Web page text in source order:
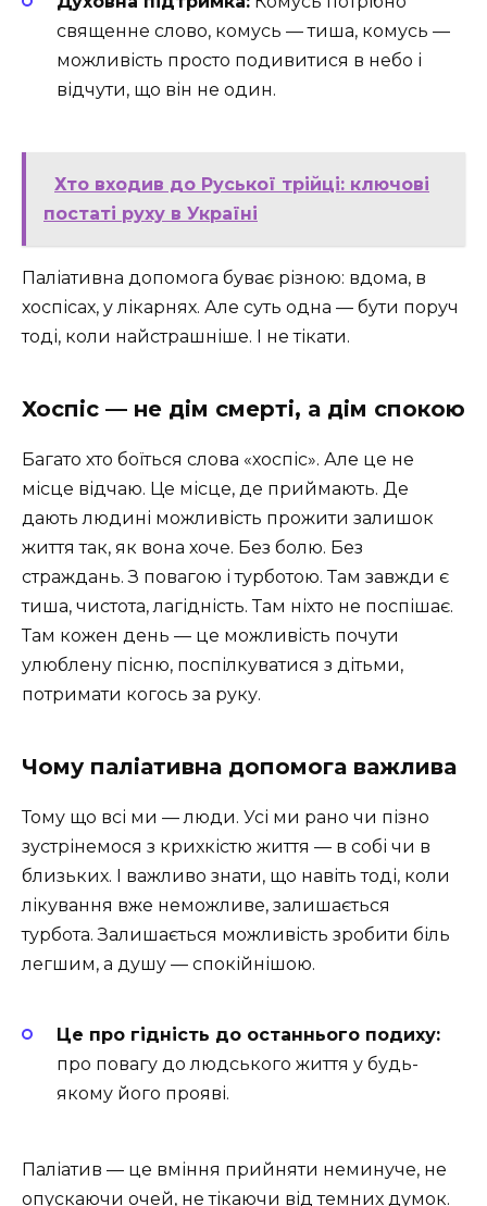
священне слово, комусь — тиша, комусь —
можливість просто подивитися в небо і
відчути, що він не один.
Хто входив до Руської трійці: ключові
постаті руху в Україні
Паліативна допомога буває різною: вдома, в
хоспісах, у лікарнях. Але суть одна — бути поруч
тоді, коли найстрашніше. І не тікати.
Хоспіс — не дім смерті, а дім спокою
Багато хто боїться слова «хоспіс». Але це не
місце відчаю. Це місце, де приймають. Де
дають людині можливість прожити залишок
життя так, як вона хоче. Без болю. Без
страждань. З повагою і турботою. Там завжди є
тиша, чистота, лагідність. Там ніхто не поспішає.
Там кожен день — це можливість почути
улюблену пісню, поспілкуватися з дітьми,
потримати когось за руку.
Чому паліативна допомога важлива
Тому що всі ми — люди. Усі ми рано чи пізно
зустрінемося з крихкістю життя — в собі чи в
близьких. І важливо знати, що навіть тоді, коли
лікування вже неможливе, залишається
турбота. Залишається можливість зробити біль
легшим, а душу — спокійнішою.
Це про гідність до останнього подиху:
про повагу до людського життя у будь-
якому його прояві.
Паліатив — це вміння прийняти неминуче, не
опускаючи очей, не тікаючи від темних думок.